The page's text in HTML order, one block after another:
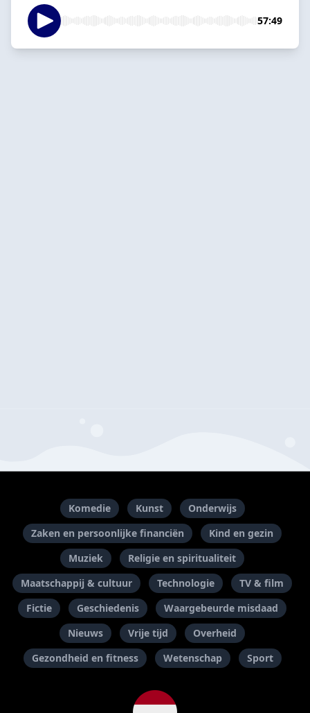
57:49
Komedie Kunst
Onderwijs
Zaken en persoonlijke financiën
Kind en gezin
Muziek
Religie en spiritualiteit
Maatschappij & cultuur
Technologie
TV & film
Fictie
Geschiedenis
Waargebeurde misdaad
Nieuws
Vrije tijd
Overheid
Gezondheid en fitness
Wetenschap Sport